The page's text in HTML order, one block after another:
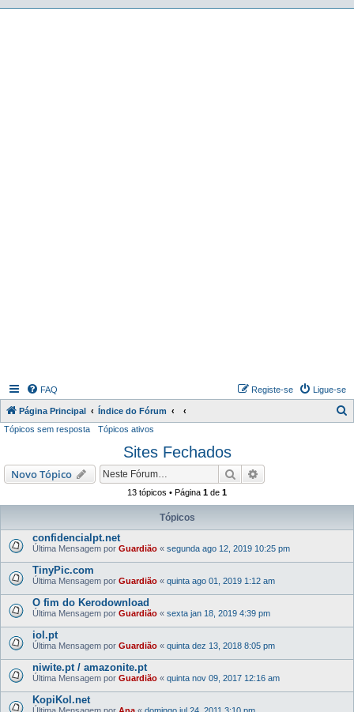
FAQ Ligue-se
Registe-se
Página Principal Índice do Fórum
i
r
Tópicos sem resposta Tópicos ativos
Sites Fechados
Novo Tópico Pesquisar
13 tópicos • Página 1 de 1
Tópicos
confidencialpt.net
Última Mensagem por Guardião « segunda ago 12, 2019 10:25 pm
TinyPic.com
Última Mensagem por Guardião « quinta ago 01, 2019 1:12 am
O fim do Kerodownload
Última Mensagem por Guardião « sexta jan 18, 2019 4:39 pm
iol.pt
Última Mensagem por Guardião « quinta dez 13, 2018 8:05 pm
niwite.pt / amazonite.pt
Última Mensagem por Guardião « quinta nov 09, 2017 12:16 am
KopiKol.net